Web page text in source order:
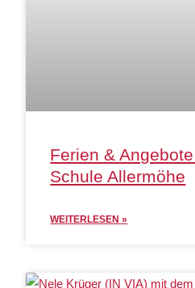
Ferien &
Schule Allermöhe
WEITERLESEN »